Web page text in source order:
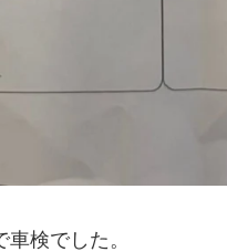
検でした。